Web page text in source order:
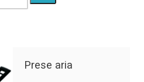
Prese aria